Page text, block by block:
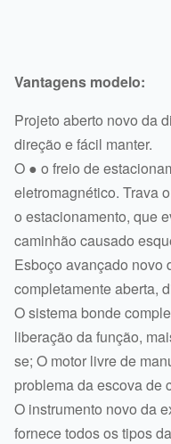
Vantagens modelo:
Projeto aberto novo da
direção e fácil manter.
O ● o freio de
eletromagnético. Trava
o estacionamento, que
caminhão causado
Esboço avançado novo
completamente aberta,
O sistema bonde
liberação da função,
se; O motor livre de
problema da escova de
O instrumento novo da
fornece todos os tipos